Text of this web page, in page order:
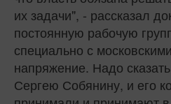
их задачи", - рассказал
постоянную рабочую
специально с
напряжение. Надо
Сергею Собянину, и его